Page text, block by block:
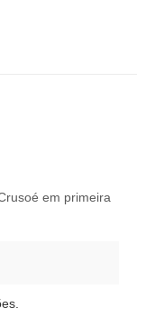
em primeira